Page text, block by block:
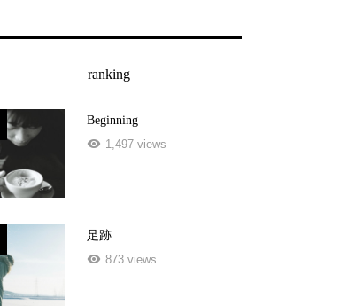
ranking
Beginning
1,497 views
足跡
873 views